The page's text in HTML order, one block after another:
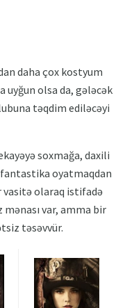
daha çox kostyum
uyğun olsa da, gələcək
təqdim ediləcəyi
soxmağa, daxili
fantastika oyatmaqdan
vasitə olaraq istifadə
var, amma bir
təsəvvür.